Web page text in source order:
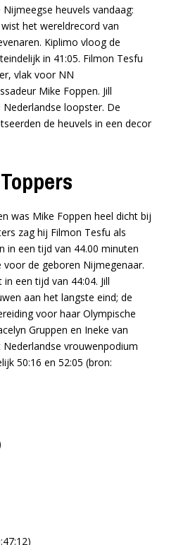
heuvels vandaag:
het wereldrecord van
Kiplimo vloog de
in 41:05. Filmon Tesfu
vlak voor NN
Mike Foppen. Jill
loopster. De
de heuvels in een decor
was Mike Foppen heel dicht bij
zag hij Filmon Tesfu als
in een tijd van 44.00 minuten
de geboren Nijmegenaar.
een tijd van 44:04. Jill
aan het langste eind; de
voor haar Olympische
Gruppen en Ineke van
vrouwenpodium
50:16 en 52:05 (bron: